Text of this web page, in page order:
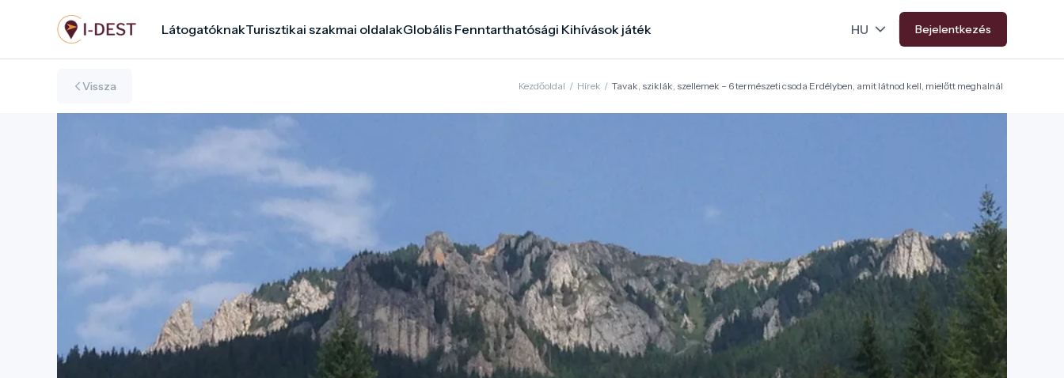
tartalomra
LátogatóknakTurisztikai szakmai oldalakGlobális Fenntarthatósági Kihívások játék Bejelentkezés
Vissza Kezdőoldal / Hírek / Tavak, sziklák, szellemek – 6 természeti csoda Erdélyben, amit látnod kell, mielőtt meghalnál